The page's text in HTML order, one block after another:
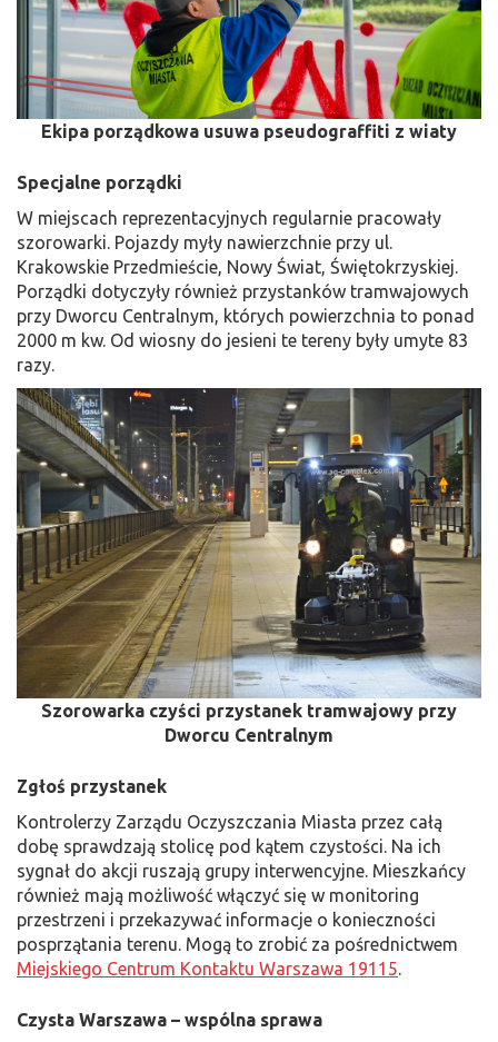
Ekipa porządkowa usuwa pseudograffiti z wiaty
Specjalne porządki
W miejscach reprezentacyjnych regularnie pracowały
szorowarki. Pojazdy myły nawierzchnie przy ul.
Krakowskie Przedmieście, Nowy Świat, Świętokrzyskiej.
Porządki dotyczyły również przystanków tramwajowych
przy Dworcu Centralnym, których powierzchnia to ponad
2000 m kw. Od wiosny do jesieni te tereny były umyte 83
razy.
Szorowarka czyści przystanek tramwajowy przy
Dworcu Centralnym
Zgłoś przystanek
Kontrolerzy Zarządu Oczyszczania Miasta przez całą
dobę sprawdzają stolicę pod kątem czystości. Na ich
sygnał do akcji ruszają grupy interwencyjne. Mieszkańcy
również mają możliwość włączyć się w monitoring
przestrzeni i przekazywać informacje o konieczności
posprzątania terenu. Mogą to zrobić za pośrednictwem
Miejskiego Centrum Kontaktu Warszawa 19115.
Czysta Warszawa – wspólna sprawa